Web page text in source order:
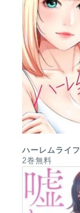
ハーレムライフ
2巻無料